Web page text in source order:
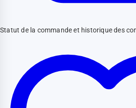
Statut de la commande et historique des